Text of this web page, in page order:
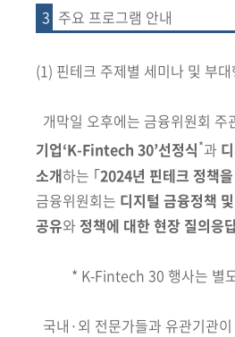
3 주요 프로그램 안내
(1) 핀테크 주제별 세미나 및 부
개막일 오후에는 금융위원회 주
기업‘K-Fintech 30’선정식*과
소개하는 ｢2024년 핀테크 정책
금융위원회는 디지털 금융정책
공유와 정책에 대한 현장 질의응
* K-Fintech 30 행사는 별
국내 ·외 전문가들과 유관기관